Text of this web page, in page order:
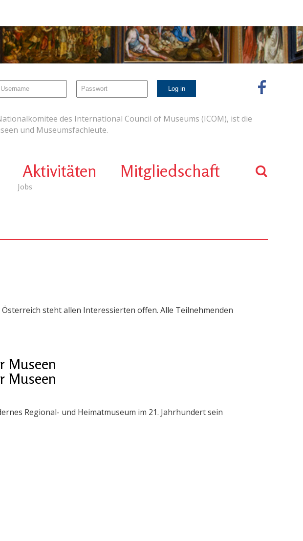
des International Council of Museums (ICOM), ist die
und Museumsfachleute.
Jobs
Aktivitäten Mitgliedschaft
steht allen Interessierten offen. Alle Teilnehmenden
Museen
Museen
Regional- und Heimatmuseum im 21. Jahrhundert sein